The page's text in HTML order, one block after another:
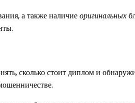
а также наличиеоригинальных
сколько стоит диплом и